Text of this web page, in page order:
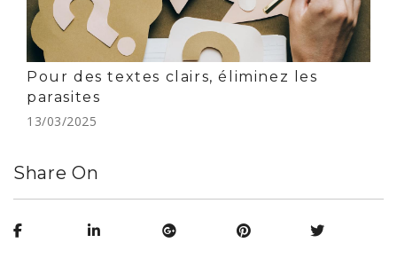
Pour des textes clairs, éliminez les
parasites
13/03/2025
Share On